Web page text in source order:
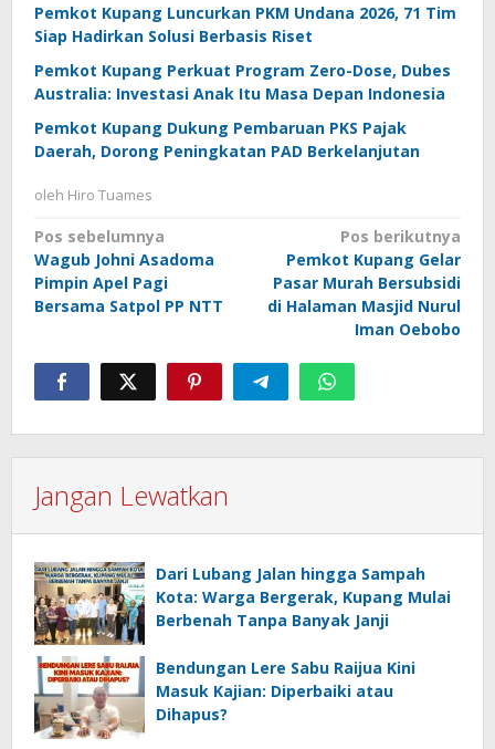
Pemkot Kupang Luncurkan PKM Undana 2026, 71 Tim
Siap Hadirkan Solusi Berbasis Riset
Pemkot Kupang Perkuat Program Zero-Dose, Dubes
Australia: Investasi Anak Itu Masa Depan Indonesia
Pemkot Kupang Dukung Pembaruan PKS Pajak
Daerah, Dorong Peningkatan PAD Berkelanjutan
oleh Hiro Tuames
Navigasi
pos
Pos sebelumnya
Wagub Johni Asadoma
Pimpin Apel Pagi
Bersama Satpol PP NTT
Pos berikutnya
Pemkot Kupang Gelar
Pasar Murah Bersubsidi
di Halaman Masjid Nurul
Iman Oebobo
Jangan Lewatkan
Dari Lubang Jalan hingga Sampah
Kota: Warga Bergerak, Kupang Mulai
Berbenah Tanpa Banyak Janji
Bendungan Lere Sabu Raijua Kini
Masuk Kajian: Diperbaiki atau
Dihapus?